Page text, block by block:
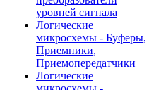
уровней сигнала
Логические
микросхемы - Буферы,
Приемники,
Приемопередатчики
Логические